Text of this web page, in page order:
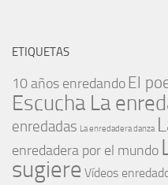
ETIQUETAS
10 años enredando El
Escucha La
enredadas La enredadera danza
enredadera por el mundo
sugiere Vídeos